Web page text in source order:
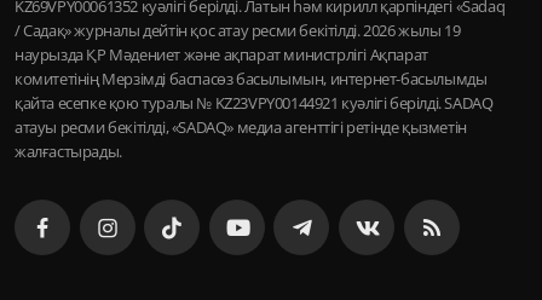
KZ69VPY00061352 куәлігі берілді. Латын һәм кирилл қарпіндегі «Sadaq
/ Садақ» журналы дейтін қос атау ресми бекітілді. 2026 жылы 19
наурызда ҚР Мәдениет және ақпарат министрлігі Ақпарат
комитетінің Мерзімді баспасөз басылымын, интернет-басылымды
қайта есепке қою туралы № KZ23VPY00144921 куәлігі берілді. SADAQ
атауы ресми бекітілді, «SADAQ» медиа агенттігі ретінде қызметін
жалғастырады.